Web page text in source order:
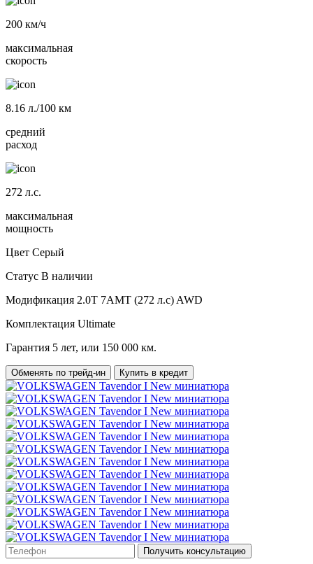
200 км/ч
максимальная
скорость
8.16 л./100 км
средний
расход
272 л.с.
максимальная
мощность
Цвет Серый
Статус В наличии
Модификация 2.0T 7AMT (272 л.с) AWD
Комплектация Ultimate
Гарантия 5 лет, или 150 000 км.
Обменять по трейд-ин Купить в кредит
Получить консультацию